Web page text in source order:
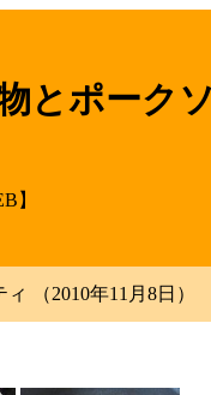
とポーク
】
（2010年11月8日）